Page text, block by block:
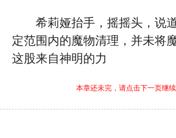
希莉娅抬手，摇摇头，说
定范围内的魔物清理，并未将
这股来自神明的力
本章还未完，请点击下一页继